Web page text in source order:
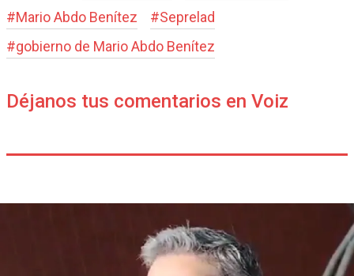
#Mario Abdo Benítez #Seprelad
#gobierno de Mario Abdo Benítez
Déjanos tus comentarios en Voiz